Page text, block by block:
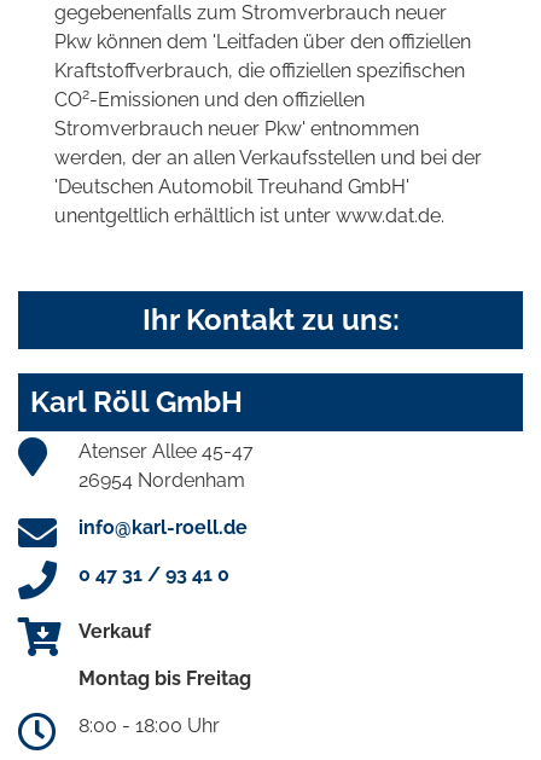
gegebenenfalls zum Stromverbrauch neuer
Pkw können dem 'Leitfaden über den offiziellen
Kraftstoffverbrauch, die offiziellen spezifischen
CO2-Emissionen und den offiziellen
Stromverbrauch neuer Pkw' entnommen
werden, der an allen Verkaufsstellen und bei der
'Deutschen Automobil Treuhand GmbH'
unentgeltlich erhältlich ist unter www.dat.de.
Ihr Kontakt zu uns:
Karl Röll GmbH
Atenser Allee 45-47
26954 Nordenham
info@karl-roell.de
0 47 31 / 93 41 0
Verkauf
Montag bis Freitag
8:00 - 18:00 Uhr